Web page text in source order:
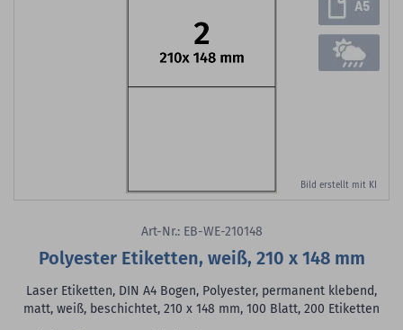
Bild erstellt mit KI
Art-Nr.: EB-WE-210148
Polyester Etiketten, weiß, 210 x 148 mm
Laser Etiketten, DIN A4 Bogen, Polyester, permanent klebend,
matt, weiß, beschichtet, 210 x 148 mm, 100 Blatt, 200 Etiketten